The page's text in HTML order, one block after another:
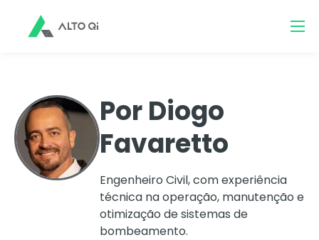
Por Diogo
Favaretto
Engenheiro Civil, com experiência
técnica na operação, manutenção e
otimização de sistemas de
bombeamento.